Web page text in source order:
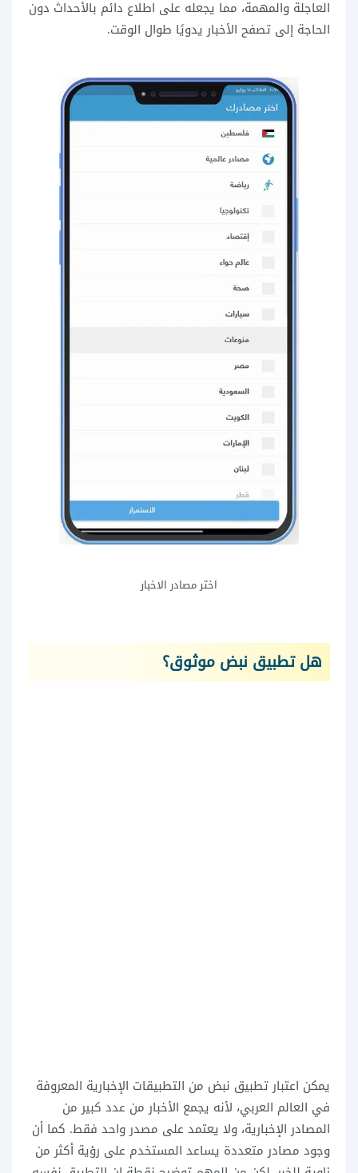
العاجلة والمهمة، مما يجعله على اطلاع دائم بالأحداث دون
الحاجة إلى تصفح الأخبار يدويًا طوال الوقت.
اختر مصادر الاخبار
هل تطبيق نبض موثوق؟
يمكن اعتبار تطبيق نبض من التطبيقات الإخبارية المعروفة
في العالم العربي، لأنه يجمع الأخبار من عدد كبير من
المصادر الإخبارية، ولا يعتمد على مصدر واحد فقط. كما أن
وجود مصادر متعددة يساعد المستخدم على رؤية أكثر من